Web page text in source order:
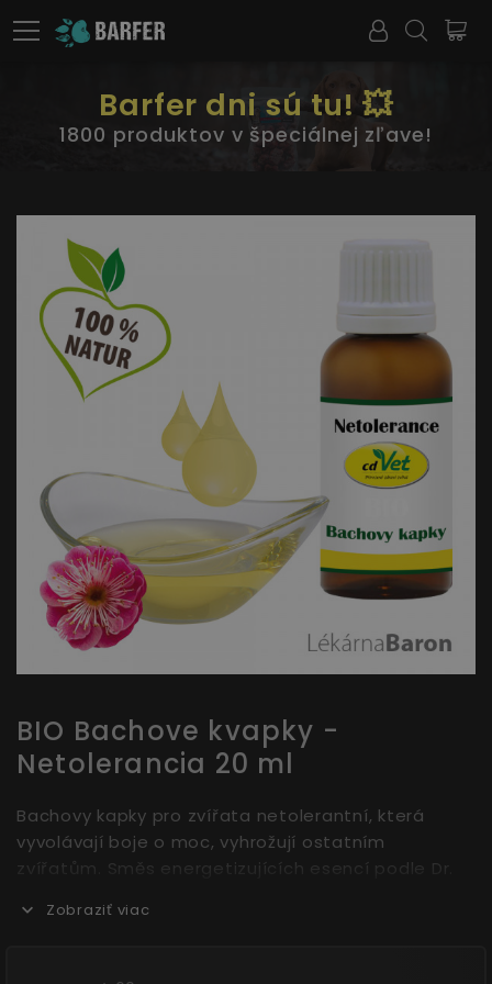
Barfer dni sú tu! 💥
1800 produktov v špeciálnej zľave!
BIO Bachove kvapky -
Netolerancia 20 ml
Bachovy kapky pro zvířata netolerantní, která
vyvolávají boje o moc, vyhrožují ostatním
zvířatům. Směs energetizujících esencí podle Dr.
oleje plné živin v Bio kvalitě. „Bio-Bachblüten
Zobraziť viac